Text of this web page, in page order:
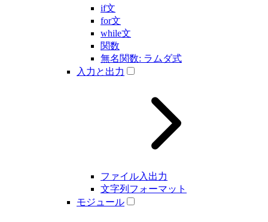
if文
for文
while文
関数
無名関数: ラムダ式
入力と出力
ファイル入出力
文字列フォーマット
モジュール